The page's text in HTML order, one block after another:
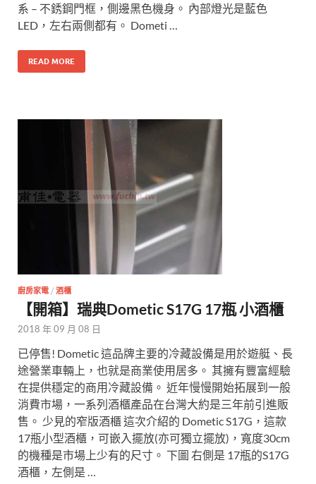
系 – 不銹鋼門框，側邊黑色機身。 內部燈光是藍色
LED，左右兩側都有。 Dometi …
READ MORE
廚房家電 / 酒櫃
【開箱】瑞典Dometic S17G 17瓶 小酒櫃
2018 年 09 月 08 日
已停售! Dometic 這品牌主要的冷藏設備是用於遊艇、長
途營業車輛上，也就是商業使用居多。 其擁有豐富經驗
在提供穩定的商用冷藏設備。 近年慢慢開始拓展到一般
消費市場，一系列酒櫃產品在台灣大約是三年前引進販
售。 少見的窄版酒櫃 這次介紹的 Dometic S17G，這款
17瓶小型酒櫃，可嵌入擺放(亦可獨立擺放)，寬度30cm
的機種是市場上少有的尺寸。 下圖 右側是 17瓶的S17G
酒櫃，左側是 …